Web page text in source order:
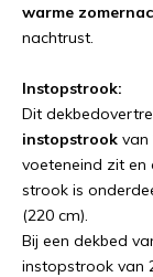
warme
nachtrust.
Instopstrook:
Dit
instopstrook van
voeteneind zit en
strook is
(220 cm).
Bij een dekbed
instopstrook van